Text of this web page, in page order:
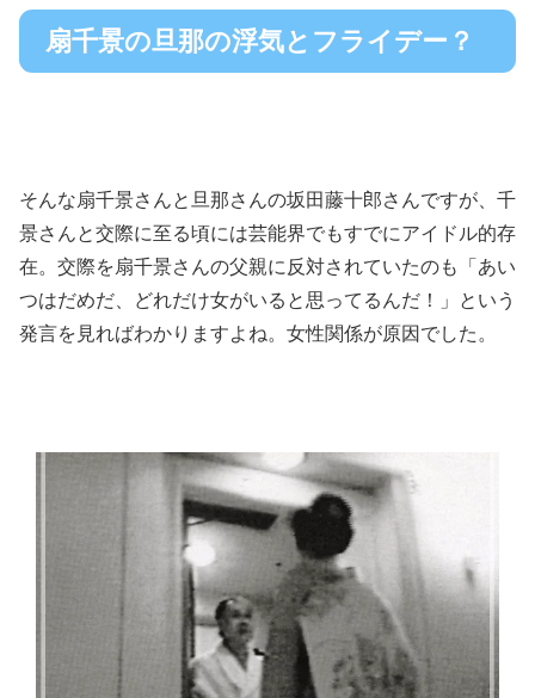
扇千景の旦那の浮気とフライデー？
そんな扇千景さんと旦那さんの坂田藤十郎さんですが、千
景さんと交際に至る頃には芸能界でもすでにアイドル的存
在。交際を扇千景さんの父親に反対されていたのも「あい
つはだめだ、どれだけ女がいると思ってるんだ！」という
発言を見ればわかりますよね。女性関係が原因でした。